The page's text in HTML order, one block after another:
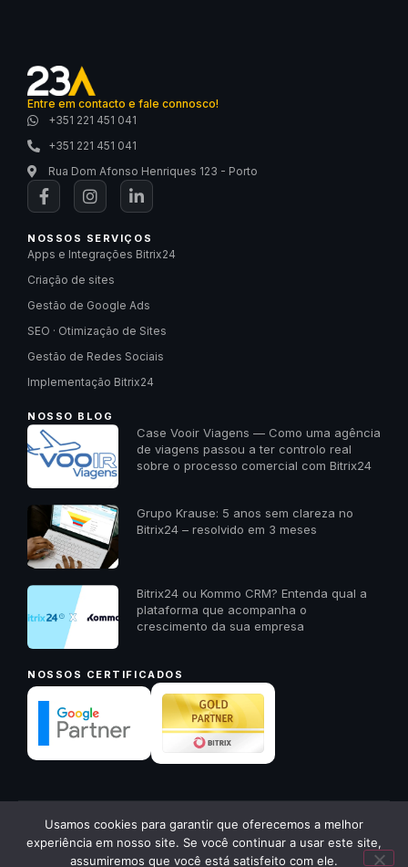
Entre em contacto e fale connosco!
+351 221 451 041
+351 221 451 041
Rua Dom Afonso Henriques 123 - Porto
NOSSOS SERVIÇOS
Apps e Integrações Bitrix24
Criação de sites
Gestão de Google Ads
SEO · Otimização de Sites
Gestão de Redes Sociais
Implementação Bitrix24
NOSSO BLOG
Case Vooir Viagens — Como uma agência
de viagens passou a ter controlo real
sobre o processo comercial com Bitrix24
Grupo Krause: 5 anos sem clareza no
Bitrix24 – resolvido em 3 meses
Bitrix24 ou Kommo CRM? Entenda qual a
plataforma que acompanha o
crescimento da sua empresa
NOSSOS CERTIFICADOS
© 2026 23A Digital · Todos os direitos reservados ·23a.com.pt
Política de PrivacidadeVoltar ao início ↑
Quer receber um diagnóstico
gratuito da sua empresa? Me
✕
Usamos cookies para garantir que oferecemos a melhor
experiência em nosso site. Se você continuar a usar este site,
assumiremos que você está satisfeito com ele.